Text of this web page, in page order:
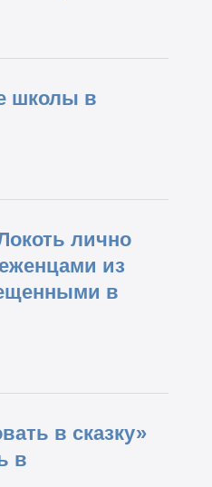
школы в
лично
из
в
в сказку»
в